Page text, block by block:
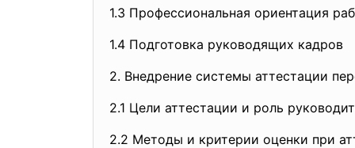
1.3 Профессиональная ориентация
1.4 Подготовка руководящих кадров
2. Внедрение системы аттестации
2.1 Цели аттестации и роль
2.2 Методы и критерии оценки при